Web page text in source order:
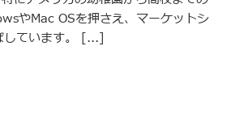
やMac OSを押さえ、マーケットシ
しています。 [...]